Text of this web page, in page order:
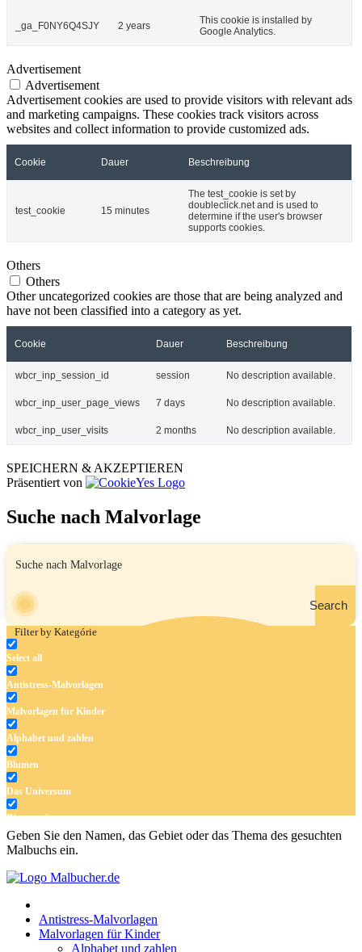
_ga_F0NY6Q4SJY 2 years
This cookie is installed by
Google Analytics.
Advertisement
Advertisement
Advertisement cookies are used to provide visitors with relevant ads
and marketing campaigns. These cookies track visitors across
websites and collect information to provide customized ads.
Cookie Dauer Beschreibung
test_cookie 15 minutes
The test_cookie is set by
doubleclick.net and is used to
determine if the user's browser
supports cookies.
Others
Others
Other uncategorized cookies are those that are being analyzed and
have not been classified into a category as yet.
Cookie Dauer Beschreibung
wbcr_inp_session_id session No description available.
wbcr_inp_user_page_views 7 days No description available.
wbcr_inp_user_visits 2 months No description available.
SPEICHERN & AKZEPTIEREN
Präsentiert von
Suche nach Malvorlage
Search
Filter by Kategórie
Select all
Antistress-Malvorlagen
Malvorlagen für Kinder
Alphabet und zahlen
Blumen
Das Universum
Dinosaurier
Früchte und Gemüse
Frühling und Ostern
Haus und Wohnen
Geben Sie den Namen, das Gebiet oder das Thema des gesuchten
Malbuchs ein.
Antistress-Malvorlagen
Malvorlagen für Kinder
Alphabet und zahlen